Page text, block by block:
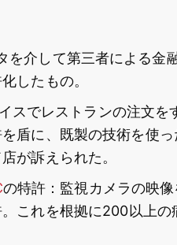
を介して第三者による金
したもの。
スでレストランの注文を
盾に、既製の技術を使
が訴えられた。
の特許：監視カメラの映
これを根拠に200以上の